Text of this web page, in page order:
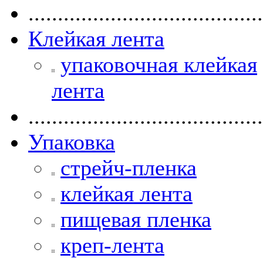
Клейкая лента
упаковочная клейкая
лента
Упаковка
стрейч-пленка
клейкая лента
пищевая пленка
креп-лента